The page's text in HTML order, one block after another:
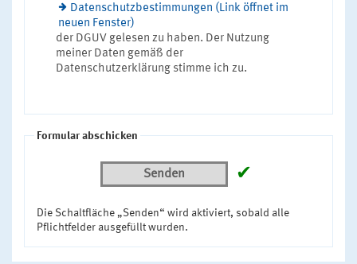
Datenschutzbestimmungen (Link öffnet im
neuen Fenster)
der DGUV gelesen zu haben. Der Nutzung
meiner Daten gemäß der
Datenschutzerklärung stimme ich zu.
Formular abschicken
Senden ✔
Die Schaltfläche „Senden“ wird aktiviert, sobald alle
Pflichtfelder ausgefüllt wurden.